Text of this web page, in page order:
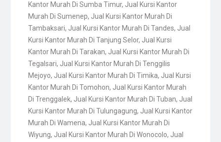
Kantor Murah Di Sumba Timur, Jual Kursi Kantor
Murah Di Sumenep, Jual Kursi Kantor Murah Di
Tambaksari, Jual Kursi Kantor Murah Di Tandes, Jual
Kursi Kantor Murah Di Tanjung Selor, Jual Kursi
Kantor Murah Di Tarakan, Jual Kursi Kantor Murah Di
Tegalsari, Jual Kursi Kantor Murah Di Tenggilis
Mejoyo, Jual Kursi Kantor Murah Di Timika, Jual Kursi
Kantor Murah Di Tomohon, Jual Kursi Kantor Murah
Di Trenggalek, Jual Kursi Kantor Murah Di Tuban, Jual
Kursi Kantor Murah Di Tulungagung, Jual Kursi Kantor
Murah Di Wamena, Jual Kursi Kantor Murah Di
Wiyung, Jual Kursi Kantor Murah Di Wonocolo, Jual